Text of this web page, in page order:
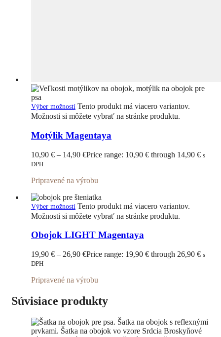
Výber možností Tento produkt má viacero variantov.
Možnosti si môžete vybrať na stránke produktu.
Motýlik Magentaya
10,90 € – 14,90 €Price range: 10,90 € through 14,90 € s
DPH
Pripravené na výrobu
Výber možností Tento produkt má viacero variantov.
Možnosti si môžete vybrať na stránke produktu.
Obojok LIGHT Magentaya
19,90 € – 26,90 €Price range: 19,90 € through 26,90 € s
DPH
Pripravené na výrobu
Súvisiace produkty